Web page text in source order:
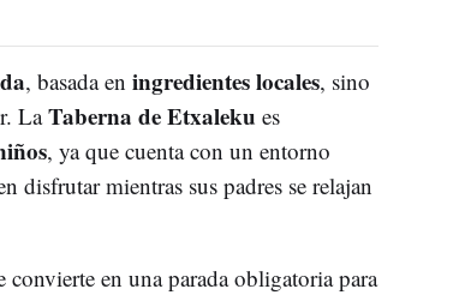
, basada en ingredientes locales, sino
LaTaberna de Etxaleku es
, ya que cuenta con un entorno
disfrutar mientras sus padres se relajan
convierte en una parada obligatoria para